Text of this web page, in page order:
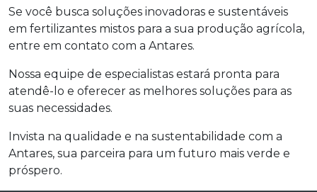
Se você busca soluções inovadoras e sustentáveis
em fertilizantes mistos para a sua produção agrícola,
entre em contato com a Antares.
Nossa equipe de especialistas estará pronta para
atendê-lo e oferecer as melhores soluções para as
suas necessidades.
Invista na qualidade e na sustentabilidade com a
Antares, sua parceira para um futuro mais verde e
próspero.